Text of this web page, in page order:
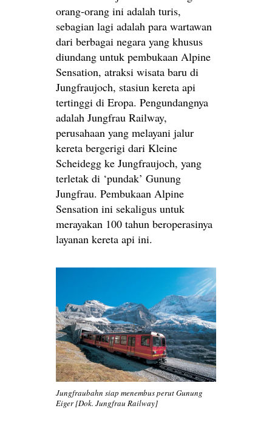
orang-orang ini adalah turis,
sebagian lagi adalah para wartawan
dari berbagai negara yang khusus
diundang untuk pembukaan Alpine
Sensation, atraksi wisata baru di
Jungfraujoch, stasiun kereta api
tertinggi di Eropa. Pengundangnya
adalah Jungfrau Railway,
perusahaan yang melayani jalur
kereta bergerigi dari Kleine
Scheidegg ke Jungfraujoch, yang
terletak di ‘pundak’ Gunung
Jungfrau. Pembukaan Alpine
Sensation ini sekaligus untuk
merayakan 100 tahun beroperasinya
layanan kereta api ini.
Jungfraubahn siap menembus perut Gunung
Eiger [Dok. Jungfrau Railway]